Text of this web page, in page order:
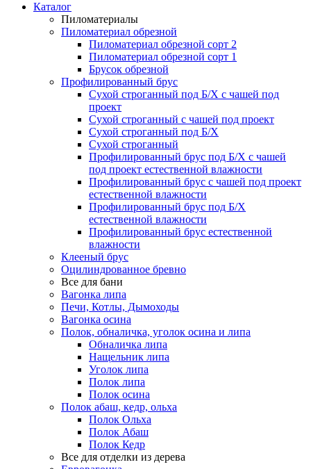
Каталог
Пиломатериалы
Пиломатериал обрезной
Пиломатериал обрезной сорт 2
Пиломатериал обрезной сорт 1
Брусок обрезной
Профилированный брус
Сухой строганный под Б/Х с чашей под
проект
Сухой строганный с чашей под проект
Сухой строганный под Б/Х
Сухой строганный
Профилированный брус под Б/Х с чашей
под проект естественной влажности
Профилированный брус с чашей под проект
естественной влажности
Профилированный брус под Б/Х
естественной влажности
Профилированный брус естественной
влажности
Клееный брус
Оцилиндрованное бревно
Все для бани
Вагонка липа
Печи, Котлы, Дымоходы
Вагонка осина
Полок, обналичка, уголок осина и липа
Обналичка липа
Нащельник липа
Уголок липа
Полок липа
Полок осина
Полок абаш, кедр, ольха
Полок Ольха
Полок Абаш
Полок Кедр
Все для отделки из дерева